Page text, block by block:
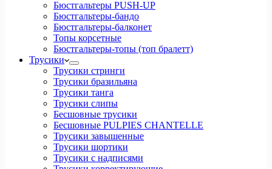
Бюстгальтеры PUSH-UP
Бюстгальтеры-бандо
Бюстгальтеры-балконет
Топы корсетные
Бюстгальтеры-топы (топ бралетт)
Трусики
Трусики стринги
Трусики бразильяна
Трусики танга
Трусики слипы
Бесшовные трусики
Бесшовные PULPIES CHANTELLE
Трусики завышенные
Трусики шортики
Трусики с надписями